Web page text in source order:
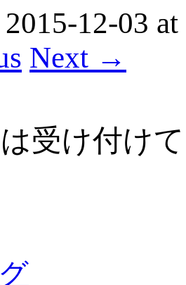
2015-12-03 at
Next →
受け付け